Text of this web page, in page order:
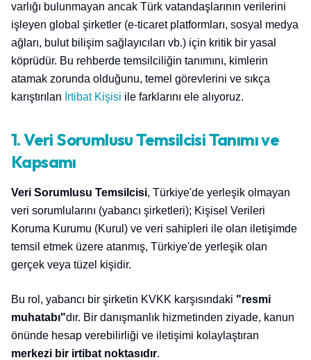
varlığı bulunmayan ancak Türk vatandaşlarının verilerini
işleyen global şirketler (e-ticaret platformları, sosyal medya
ağları, bulut bilişim sağlayıcıları vb.) için kritik bir yasal
köprüdür. Bu rehberde temsilciliğin tanımını, kimlerin
atamak zorunda olduğunu, temel görevlerini ve sıkça
karıştırılan İrtibat Kişisi ile farklarını ele alıyoruz.
1. Veri Sorumlusu Temsilcisi Tanımı ve
Kapsamı
Veri Sorumlusu Temsilcisi, Türkiye'de yerleşik olmayan
veri sorumlularını (yabancı şirketleri); Kişisel Verileri
Koruma Kurumu (Kurul) ve veri sahipleri ile olan iletişimde
temsil etmek üzere atanmış, Türkiye'de yerleşik olan
gerçek veya tüzel kişidir.
Bu rol, yabancı bir şirketin KVKK karşısındaki "resmi
muhatabı"dır. Bir danışmanlık hizmetinden ziyade, kanun
önünde hesap verebilirliği ve iletişimi kolaylaştıran
merkezi bir irtibat noktasıdır.